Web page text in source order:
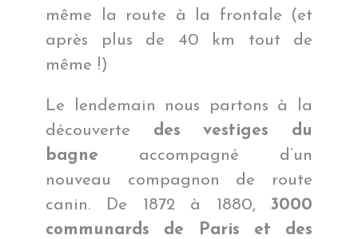
même la route à la frontale (et
après plus de 40 km tout de
même !)
Le lendemain nous partons à la
découverte des vestiges du
bagne accompagné d’un
nouveau compagnon de route
canin. De 1872 à 1880, 3000
communards de Paris et des